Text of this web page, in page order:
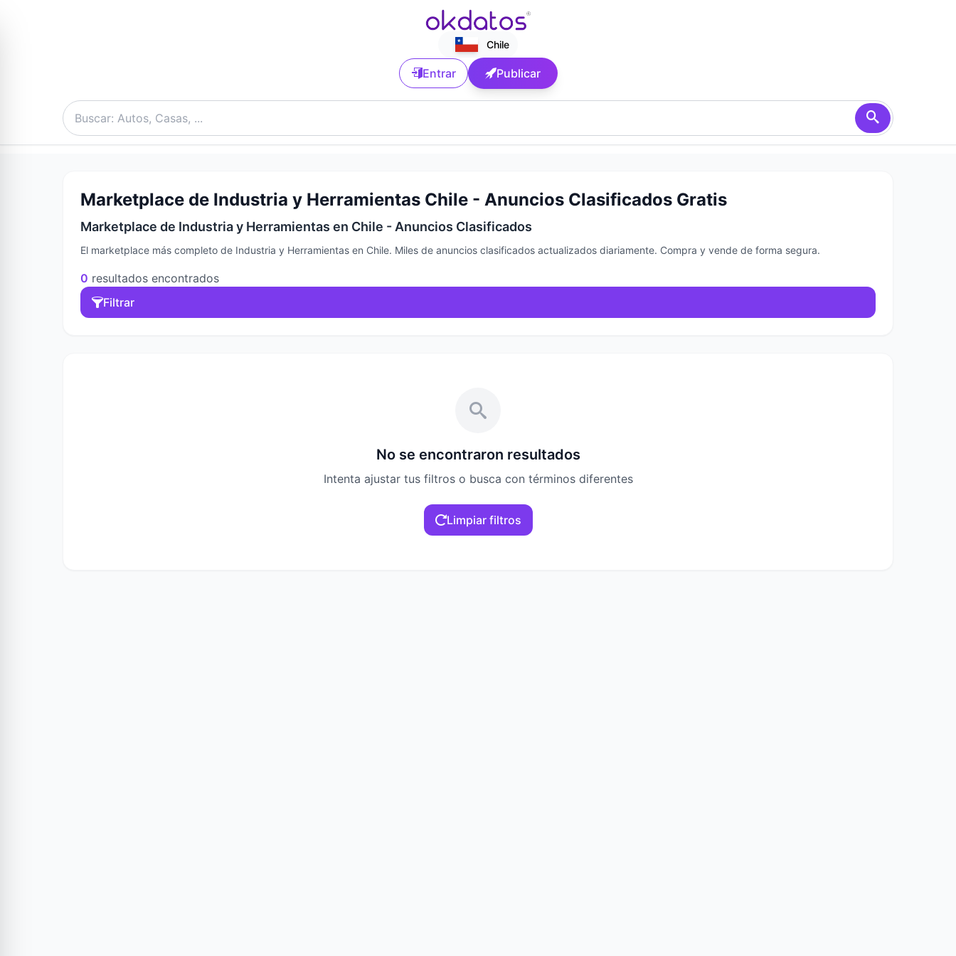
Chile
Entrar Publicar
Marketplace de Industria y Herramientas Chile - Anuncios Clasificados Gratis
Marketplace de Industria y Herramientas en Chile - Anuncios Clasificados
El marketplace más completo de Industria y Herramientas en Chile. Miles de anuncios clasificados actualizados diariamente. Compra y vende de forma segura.
0 resultados encontrados
Filtrar
No se encontraron resultados
Intenta ajustar tus filtros o busca con términos diferentes
Limpiar filtros